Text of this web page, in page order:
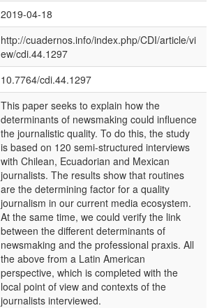
2019-04-18
http://cuadernos.info/index.php/CDI/article/vi
ew/cdi.44.1297
10.7764/cdi.44.1297
This paper seeks to explain how the
determinants of newsmaking could influence
the journalistic quality. To do this, the study
is based on 120 semi-structured interviews
with Chilean, Ecuadorian and Mexican
journalists. The results show that routines
are the determining factor for a quality
journalism in our current media ecosystem.
At the same time, we could verify the link
between the different determinants of
newsmaking and the professional praxis. All
the above from a Latin American
perspective, which is completed with the
local point of view and contexts of the
journalists interviewed.